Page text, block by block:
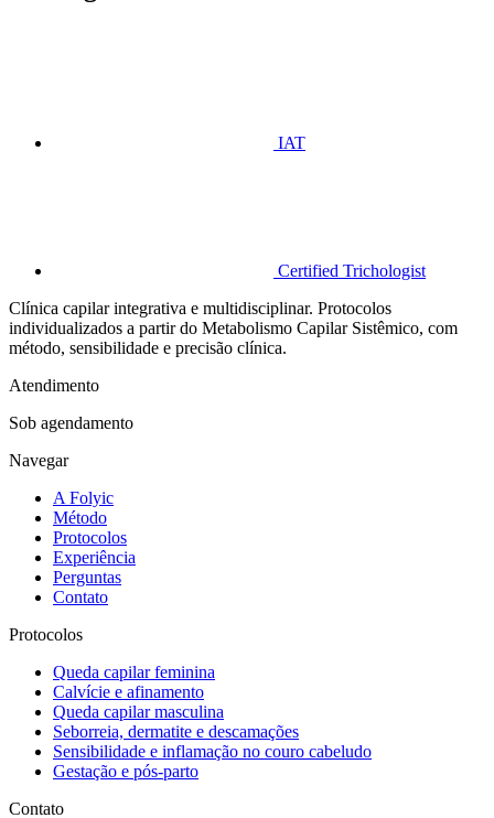
IAT
Certified Trichologist
Clínica capilar integrativa e multidisciplinar. Protocolos
individualizados a partir do Metabolismo Capilar Sistêmico, com
método, sensibilidade e precisão clínica.
Atendimento
Sob agendamento
Navegar
A Folyic
Método
Protocolos
Experiência
Perguntas
Contato
Protocolos
Queda capilar feminina
Calvície e afinamento
Queda capilar masculina
Seborreia, dermatite e descamações
Sensibilidade e inflamação no couro cabeludo
Gestação e pós-parto
Contato